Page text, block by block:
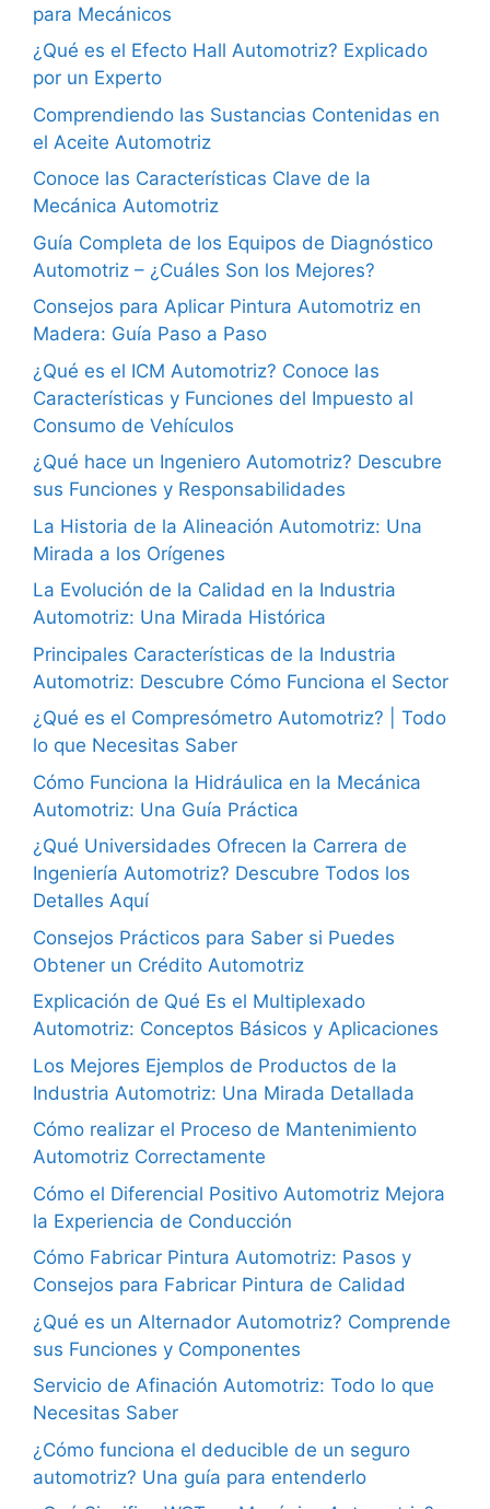
para Mecánicos
¿Qué es el Efecto Hall Automotriz? Explicado
por un Experto
Comprendiendo las Sustancias Contenidas en
el Aceite Automotriz
Conoce las Características Clave de la
Mecánica Automotriz
Guía Completa de los Equipos de Diagnóstico
Automotriz – ¿Cuáles Son los Mejores?
Consejos para Aplicar Pintura Automotriz en
Madera: Guía Paso a Paso
¿Qué es el ICM Automotriz? Conoce las
Características y Funciones del Impuesto al
Consumo de Vehículos
¿Qué hace un Ingeniero Automotriz? Descubre
sus Funciones y Responsabilidades
La Historia de la Alineación Automotriz: Una
Mirada a los Orígenes
La Evolución de la Calidad en la Industria
Automotriz: Una Mirada Histórica
Principales Características de la Industria
Automotriz: Descubre Cómo Funciona el Sector
¿Qué es el Compresómetro Automotriz? | Todo
lo que Necesitas Saber
Cómo Funciona la Hidráulica en la Mecánica
Automotriz: Una Guía Práctica
¿Qué Universidades Ofrecen la Carrera de
Ingeniería Automotriz? Descubre Todos los
Detalles Aquí
Consejos Prácticos para Saber si Puedes
Obtener un Crédito Automotriz
Explicación de Qué Es el Multiplexado
Automotriz: Conceptos Básicos y Aplicaciones
Los Mejores Ejemplos de Productos de la
Industria Automotriz: Una Mirada Detallada
Cómo realizar el Proceso de Mantenimiento
Automotriz Correctamente
Cómo el Diferencial Positivo Automotriz Mejora
la Experiencia de Conducción
Cómo Fabricar Pintura Automotriz: Pasos y
Consejos para Fabricar Pintura de Calidad
¿Qué es un Alternador Automotriz? Comprende
sus Funciones y Componentes
Servicio de Afinación Automotriz: Todo lo que
Necesitas Saber
¿Cómo funciona el deducible de un seguro
automotriz? Una guía para entenderlo